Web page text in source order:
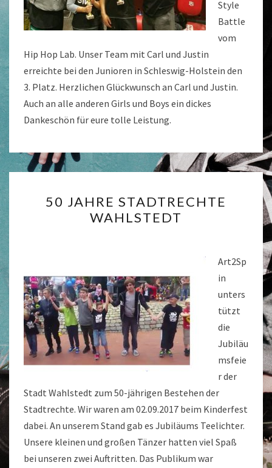
Style
Battle
vom
Hip Hop Lab. Unser Team mit Carl und Justin
erreichte bei den Junioren in Schleswig-Holstein den
3. Platz. Herzlichen Glückwunsch an Carl und Justin.
Auch an alle anderen Girls und Boys ein dickes
Dankeschön für eure tolle Leistung.
JAHRE
STADTRECHTE
50 JAHRE STADTRECHTE
WAHLSTEDT
Art2Sp
in
unters
tützt
die
Jubiläu
msfeie
r der
Stadt Wahlstedt zum 50-jährigen Bestehen der
Stadtrechte. Wir waren am 02.09.2017 beim Kinderfest
dabei. An unserem Stand gab es Jubiläums Teelichter.
Unsere kleinen und großen Tänzer hatten viel Spaß
bei unseren zwei Auftritten. Das Publikum war